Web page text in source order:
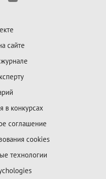
сайте
в конкурсах
соглашение
cookies
технологии